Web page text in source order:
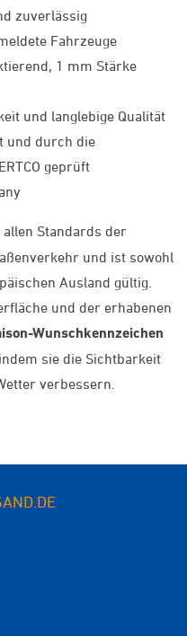
zuverlässig
Fahrzeuge
1 mm Stärke
und langlebige Qualität
und durch die
geprüft
Standards der
und ist sowohl
Ausland gültig.
und der erhabenen
Wunschkennzeichen
sie die Sichtbarkeit
verbessern.